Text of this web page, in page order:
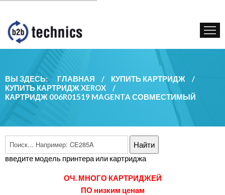
КУПИТЬ КАРТРИДЖ
ГОС. УЧРЕЖДЕНИЯМ
КОНТАКТЫ
ВЫ ЗДЕСЬ: ГЛАВНАЯ / КУПИТЬ КАРТРИДЖ
/
КУПИТЬ КАРТРИДЖ XEROX
/
КАРТРИДЖ 006R01519 MAGENTA СОВМЕСТИМЫЙ
введите модель принтера или картриджа
ОЧ. МНОГО КАРТРИДЖЕЙ
ПО низким ценам